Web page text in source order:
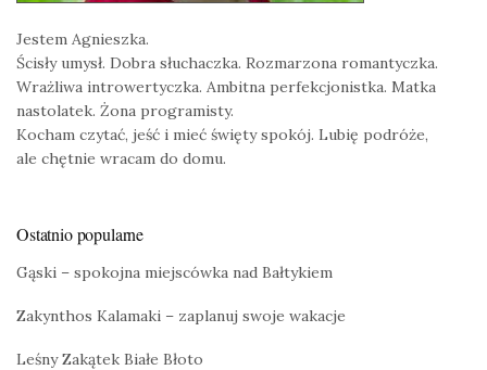
Jestem Agnieszka.
Ścisły umysł. Dobra słuchaczka. Rozmarzona romantyczka.
Wrażliwa introwertyczka. Ambitna perfekcjonistka. Matka
nastolatek. Żona programisty.
Kocham czytać, jeść i mieć święty spokój. Lubię podróże,
ale chętnie wracam do domu.
Ostatnio popularne
Gąski – spokojna miejscówka nad Bałtykiem
Zakynthos Kalamaki – zaplanuj swoje wakacje
Leśny Zakątek Białe Błoto